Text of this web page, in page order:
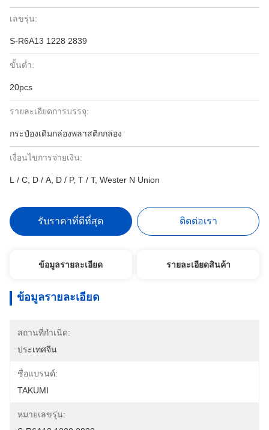
เลขรุ่น:
S-R6A13 1228 2839
ขั้นต่ำ:
20pcs
รายละเอียดการบรรจุ:
กระป๋องเดิมกล่องพลาสติกกล่อง
เงื่อนไขการจ่ายเงิน:
L / C, D / A, D / P, T / T, Wester N Union
รับราคาที่ดีที่สุด ติดต่อเรา
ข้อมูลรายละเอียด รายละเอียดสินค้า
ข้อมูลรายละเอียด
สถานที่กำเนิด:
ประเทศจีน
ชื่อแบรนด์:
TAKUMI
หมายเลขรุ่น: